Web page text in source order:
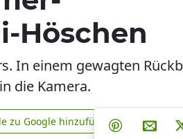
Höschen
In einem gewagten
die Kamera.
news.de zu Google
zu Google hinzufügen Teilen
Teilen auf
Per